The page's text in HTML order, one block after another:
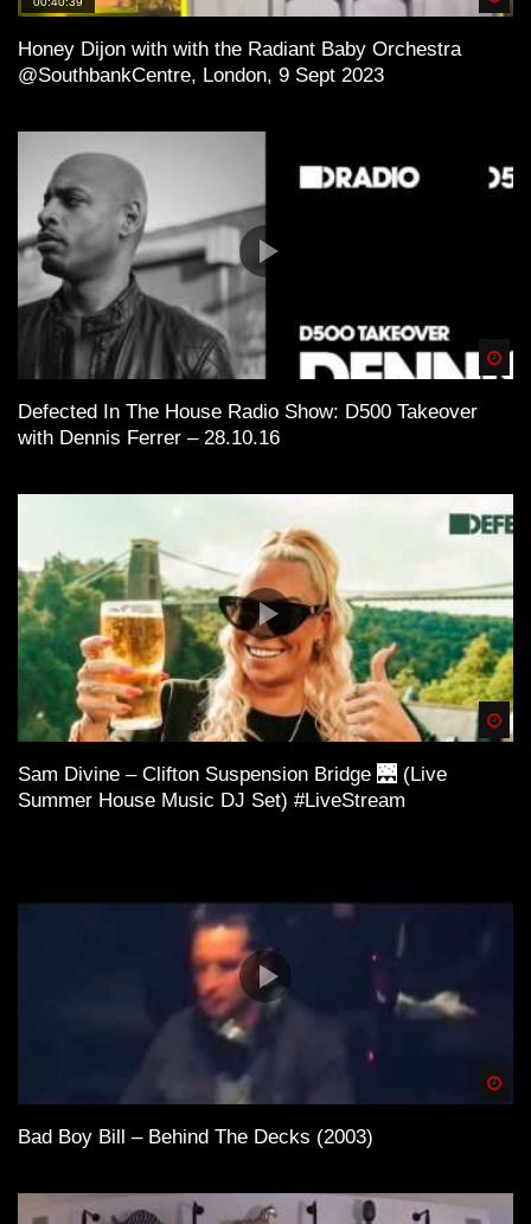
Honey Dijon with with the Radiant Baby Orchestra
@SouthbankCentre, London, 9 Sept 2023
Defected In The House Radio Show: D500 Takeover
with Dennis Ferrer – 28.10.16
Sam Divine – Clifton Suspension Bridge 🌉 (Live
Summer House Music DJ Set) #LiveStream
Bad Boy Bill – Behind The Decks (2003)